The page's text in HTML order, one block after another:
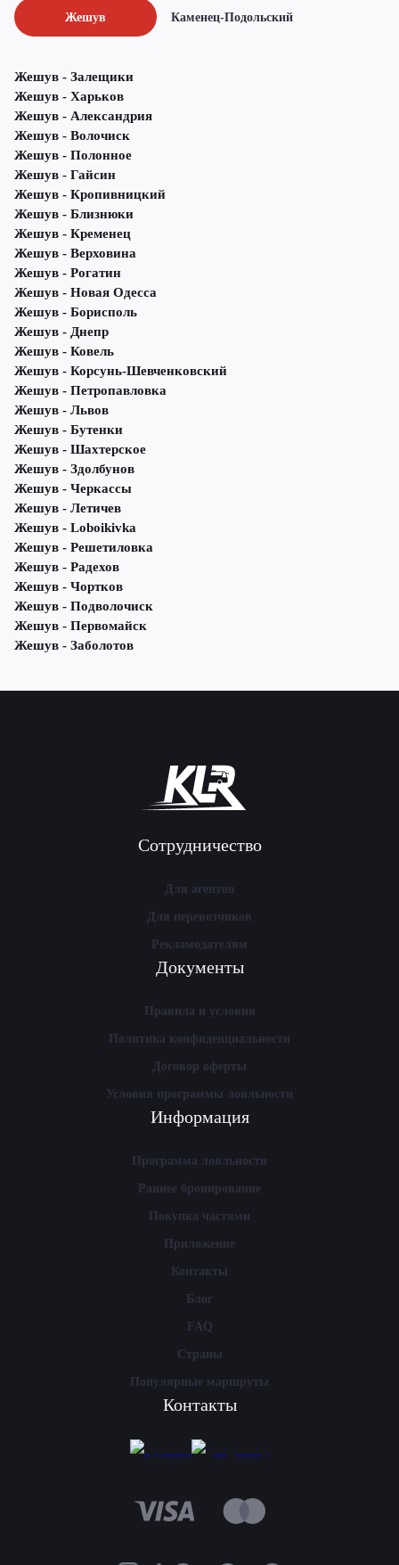
Жешув Каменец-Подольский
Жешув - Залещики
Жешув - Харьков
Жешув - Александрия
Жешув - Волочиск
Жешув - Полонное
Жешув - Гайсин
Жешув - Кропивницкий
Жешув - Близнюки
Жешув - Кременец
Жешув - Верховина
Жешув - Рогатин
Жешув - Новая Одесса
Жешув - Борисполь
Жешув - Днепр
Жешув - Ковель
Жешув - Корсунь-Шевченковский
Жешув - Петропавловка
Жешув - Львов
Жешув - Бутенки
Жешув - Шахтерское
Жешув - Здолбунов
Жешув - Черкассы
Жешув - Летичeв
Жешув - Loboikivka
Жешув - Решетиловка
Жешув - Радехов
Жешув - Чортков
Жешув - Подволочиск
Жешув - Первомайск
Жешув - Заболотов
Сотрудничество
Для агентов
Для перевозчиков
Рекламодателям
Документы
Правила и условия
Политика конфиденциальности
Договор оферты
Условия программы лояльности
Информация
Программа лояльности
Раннее бронирование
Покупка частями
Приложение
Контакты
Блог
FAQ
Страны
Популярные маршруты
Контакты